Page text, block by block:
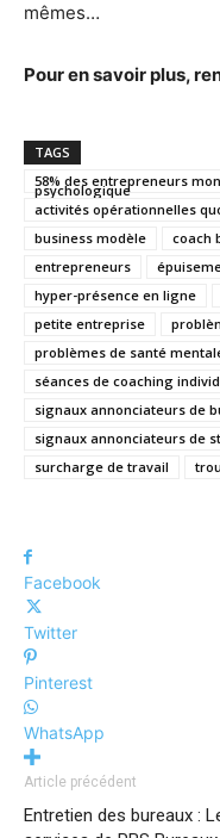
mêmes…
Pour en savoir plus,
TAGS
58% des entrepreneurs
psychologique
activités opérationnelles
business modèle
coach
entrepreneurs
hyper-présence en ligne
petite entreprise
problèmes de santé
séances de coaching
signaux annonciateurs de
signaux annonciateurs de
surcharge de travail
Facebook
Twitter
Pinterest
WhatsApp
Article précédent
Entretien des bureaux :